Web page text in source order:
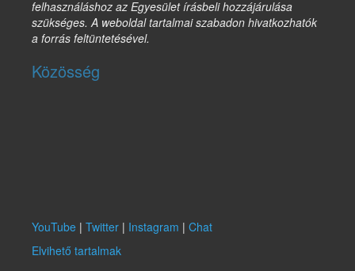
felhasználáshoz az Egyesület írásbeli hozzájárulása
szükséges. A weboldal tartalmai szabadon hivatkozhatók
a forrás feltüntetésével.
Közösség
YouTube | Twitter | Instagram | Chat
Elvihető tartalmak